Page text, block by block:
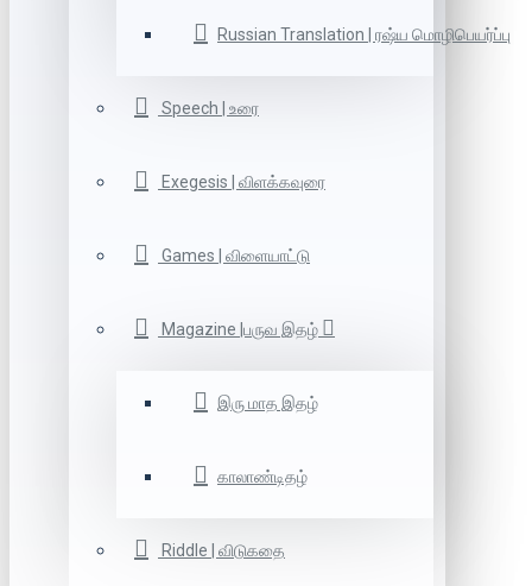
Russian Translation | ரஷ்ய மொழிபெயர்ப்பு
Speech | உரை
Exegesis | விளக்கவுரை
Games | விளையாட்டு
Magazine |பருவ இதழ்
இரு மாத இதழ்
காலாண்டிதழ்
Riddle | விடுகதை